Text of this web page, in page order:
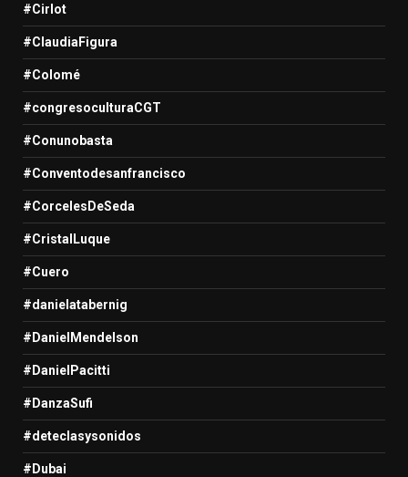
#Cirlot
#ClaudiaFigura
#Colomé
#congresoculturaCGT
#Conunobasta
#Conventodesanfrancisco
#CorcelesDeSeda
#CristalLuque
#Cuero
#danielatabernig
#DanielMendelson
#DanielPacitti
#DanzaSufi
#deteclasysonidos
#Dubai